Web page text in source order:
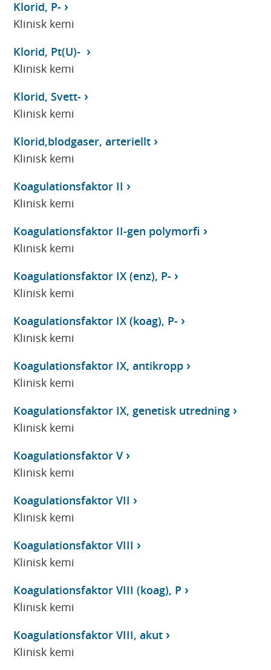
Klorid, P-
Klinisk kemi
Klorid, Pt(U)-
Klinisk kemi
Klorid, Svett-
Klinisk kemi
Klorid,blodgaser, arteriellt
Klinisk kemi
Koagulationsfaktor II
Klinisk kemi
Koagulationsfaktor II-gen polymorfi
Klinisk kemi
Koagulationsfaktor IX (enz), P-
Klinisk kemi
Koagulationsfaktor IX (koag), P-
Klinisk kemi
Koagulationsfaktor IX, antikropp
Klinisk kemi
Koagulationsfaktor IX, genetisk utredning
Klinisk kemi
Koagulationsfaktor V
Klinisk kemi
Koagulationsfaktor VII
Klinisk kemi
Koagulationsfaktor VIII
Klinisk kemi
Koagulationsfaktor VIII (koag), P
Klinisk kemi
Koagulationsfaktor VIII, akut
Klinisk kemi